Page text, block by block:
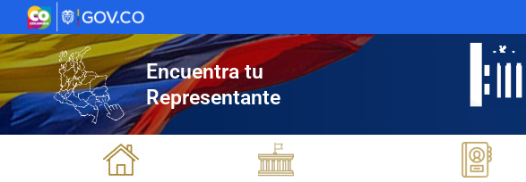
al
contenido
Encuentra tu
Representante